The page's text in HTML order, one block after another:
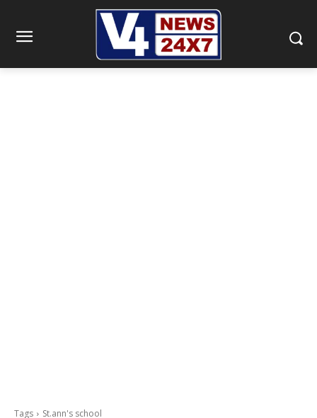
Tags St.ann's school